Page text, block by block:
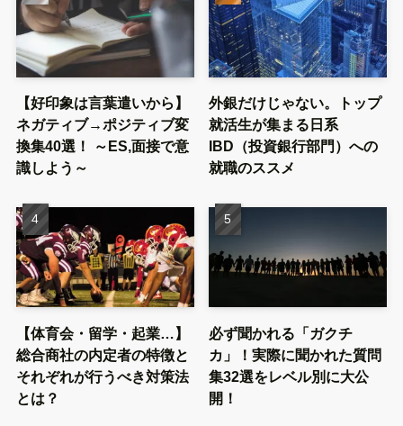
【好印象は言葉遣いから】
ネガティブ→ポジティブ変
換集40選！ ～ES,面接で意
識しよう～
外銀だけじゃない。トップ
就活生が集まる日系
IBD（投資銀行部門）への
就職のススメ
【体育会・留学・起業…】
総合商社の内定者の特徴と
それぞれが行うべき対策法
とは？
必ず聞かれる「ガクチ
カ」！実際に聞かれた質問
集32選をレベル別に大公
開！